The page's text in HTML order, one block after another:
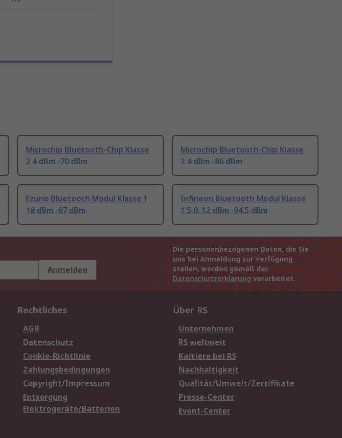
Microchip Bluetooth-Chip Klasse
2 4 dBm -70 dBm
Microchip Bluetooth-Chip Klasse
2 4 dBm -86 dBm
Ezurio Bluetooth Modul Klasse 1
18 dBm -87 dBm
Infineon Bluetooth Modul Klasse
1 5.0, 12 dBm -94.5 dBm
Anmelden
Die personenbezogenen Daten, die Sie
uns bei Anmeldung zur Verfügung
stellen, werden gemäß der
Datenschutzerklärung verarbeitet.
Rechtliches
AGB
Datenschutz
Cookie-Richtlinie
Zahlungsbedingungen
Copyright/Impressum
Entsorgung
Elektrogeräte/Batterien
Über RS
Unternehmen
RS weltweit
Karriere bei RS
Nachhaltigkeit
Qualität/Umwelt/Zertifikate
Presse-Center
Event-Center